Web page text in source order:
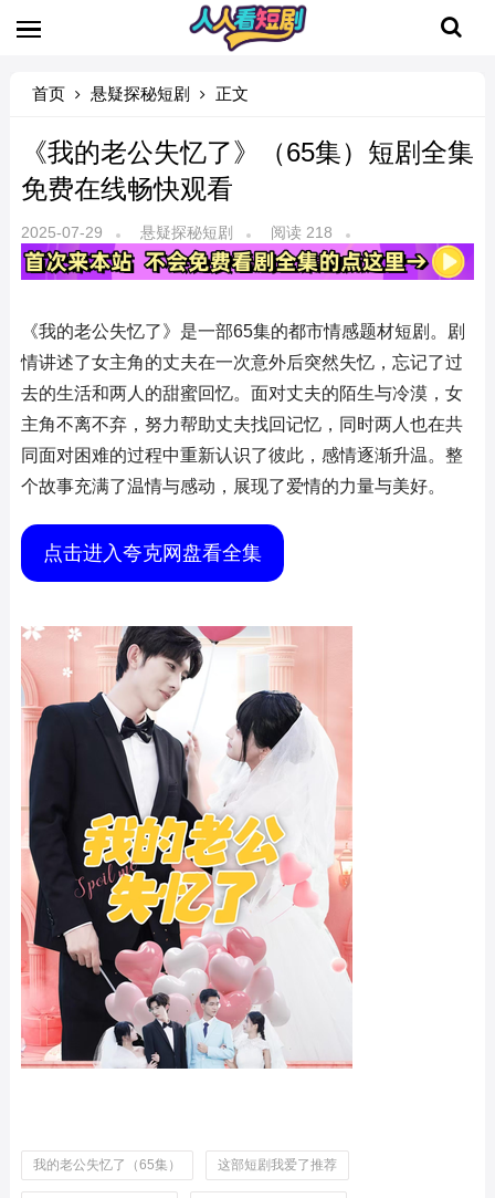
首页 悬疑探秘短剧 正文
《我的老公失忆了》（65集）短剧全集
免费在线畅快观看
2025-07-29 悬疑探秘短剧 阅读 218
《我的老公失忆了》是一部65集的都市情感题材短剧。剧
情讲述了女主角的丈夫在一次意外后突然失忆，忘记了过
去的生活和两人的甜蜜回忆。面对丈夫的陌生与冷漠，女
主角不离不弃，努力帮助丈夫找回记忆，同时两人也在共
同面对困难的过程中重新认识了彼此，感情逐渐升温。整
个故事充满了温情与感动，展现了爱情的力量与美好。
点击进入夸克网盘看全集
我的老公失忆了（65集） 这部短剧我爱了推荐